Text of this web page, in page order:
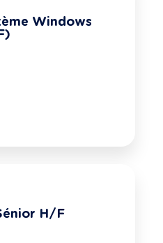
Windows
H/F